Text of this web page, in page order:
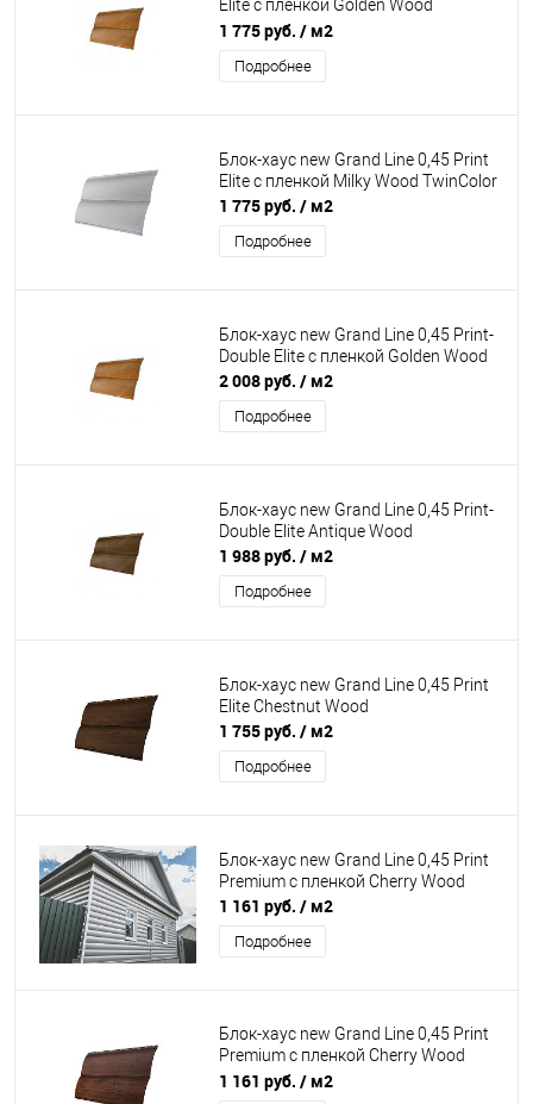
Elite с пленкой Golden Wood
TwinColor
1 775 руб. / м2
Подробнее
Блок-хаус new Grand Line 0,45 Print
Elite с пленкой Milky Wood TwinColor
1 775 руб. / м2
Подробнее
Блок-хаус new Grand Line 0,45 Print-
Double Elite с пленкой Golden Wood
2 008 руб. / м2
Подробнее
Блок-хаус new Grand Line 0,45 Print-
Double Elite Antique Wood
1 988 руб. / м2
Подробнее
Блок-хаус new Grand Line 0,45 Print
Elite Chestnut Wood
1 755 руб. / м2
Подробнее
Блок-хаус new Grand Line 0,45 Print
Premium с пленкой Cherry Wood
1 161 руб. / м2
Подробнее
Блок-хаус new Grand Line 0,45 Print
Premium с пленкой Cherry Wood
Fresh
1 161 руб. / м2